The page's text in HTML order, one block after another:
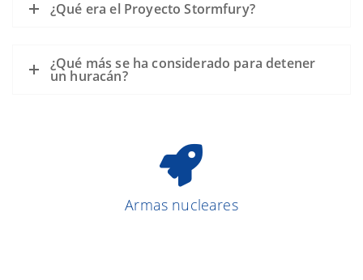
¿Qué era el Proyecto Stormfury?
¿Qué más se ha considerado para detener
un huracán?
Armas nucleares